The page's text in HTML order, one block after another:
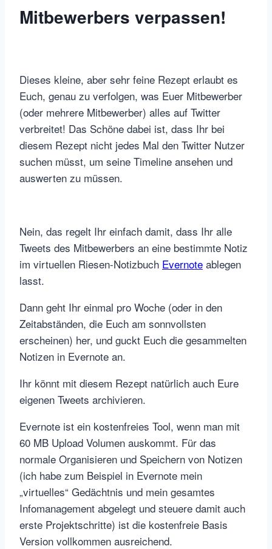
Mitbewerbers verpassen!
Dieses kleine, aber sehr feine Rezept erlaubt es
Euch, genau zu verfolgen, was Euer Mitbewerber
(oder mehrere Mitbewerber) alles auf Twitter
verbreitet! Das Schöne dabei ist, dass Ihr bei
diesem Rezept nicht jedes Mal den Twitter Nutzer
suchen müsst, um seine Timeline ansehen und
auswerten zu müssen.
Nein, das regelt Ihr einfach damit, dass Ihr alle
Tweets des Mitbewerbers an eine bestimmte Notiz
im virtuellen Riesen-Notizbuch Evernote ablegen
lasst.
Dann geht Ihr einmal pro Woche (oder in den
Zeitabständen, die Euch am sonnvollsten
erscheinen) her, und guckt Euch die gesammelten
Notizen in Evernote an.
Ihr könnt mit diesem Rezept natürlich auch Eure
eigenen Tweets archivieren.
Evernote ist ein kostenfreies Tool, wenn man mit
60 MB Upload Volumen auskommt. Für das
normale Organisieren und Speichern von Notizen
(ich habe zum Beispiel in Evernote mein
„virtuelles“ Gedächtnis und mein gesamtes
Infomanagement abgelegt und steuere damit auch
erste Projektschritte) ist die kostenfreie Basis
Version vollkommen ausreichend.